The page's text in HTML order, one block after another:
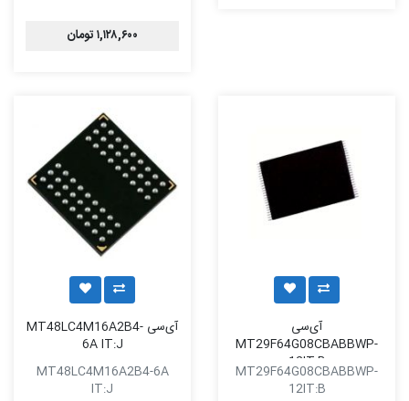
۱,۱۲۸,۶۰۰ تومان
آی‌سی
MT29F64G08CBABBWP-
12IT:B
MT29F64G08CBABBWP-
12IT:B
آی‌سی MT48LC4M16A2B4-
6A IT:J
MT48LC4M16A2B4-6A
IT:J